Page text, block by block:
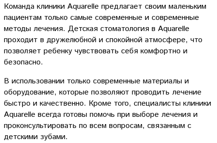
Команда клиники Aquarelle предлагает своим маленьким
пациентам только самые современные и современные
методы лечения. Детская стоматология в Aquarelle
проходит в дружелюбной и спокойной атмосфере, что
позволяет ребенку чувствовать себя комфортно и
безопасно.
В использовании только современные материалы и
оборудование, которые позволяют проводить лечение
быстро и качественно. Кроме того, специалисты клиники
Aquarelle всегда готовы помочь при выборе лечения и
проконсультировать по всем вопросам, связанным с
детскими зубами.